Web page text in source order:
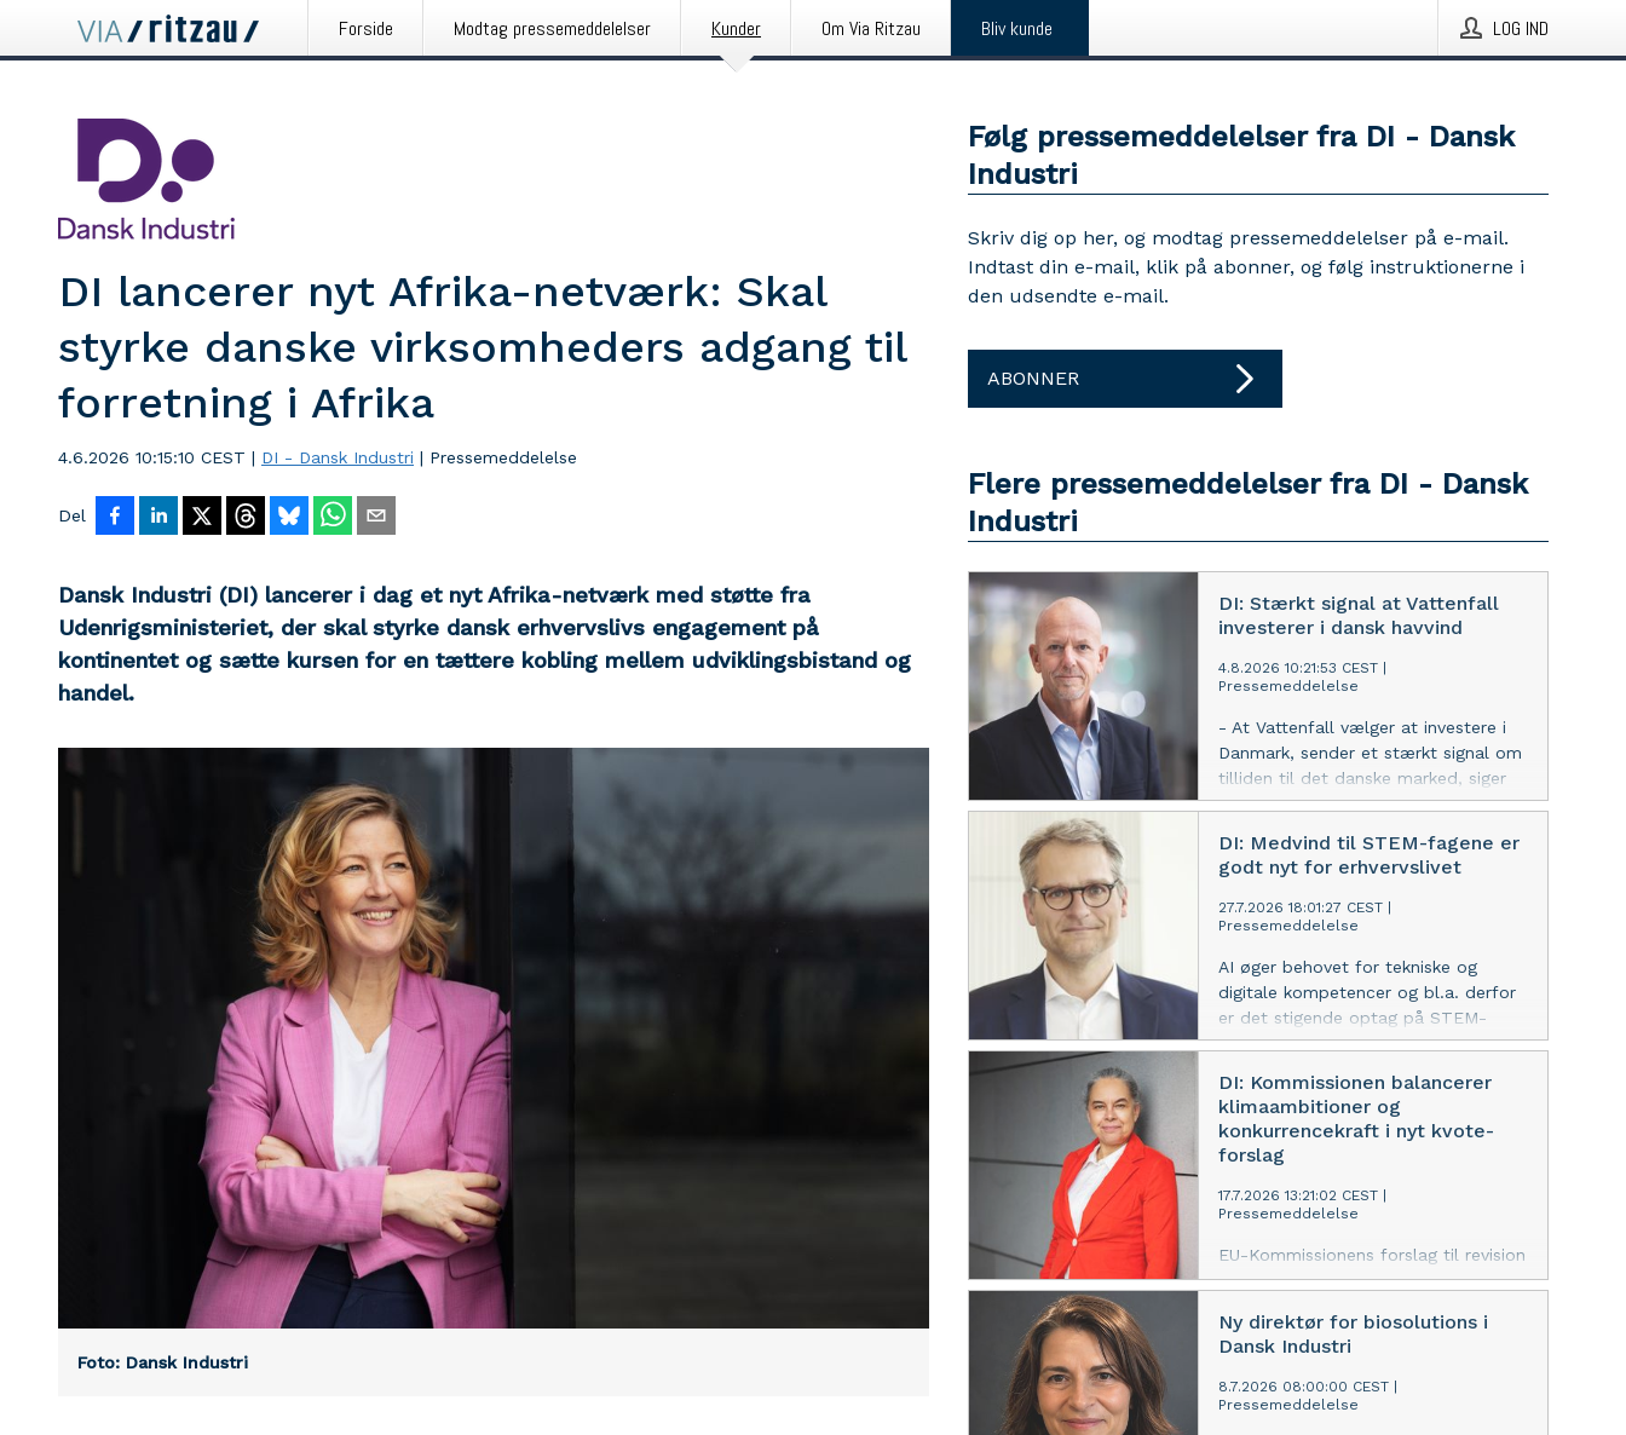
Forside Modtag pressemeddelelser Kunder Om Via Ritzau Bliv kunde LOG IND
DI lancerer nyt Afrika-netværk: Skal
styrke danske virksomheders adgang til
forretning i Afrika
4.6.2026 10:15:10 CEST | DI - Dansk Industri | Pressemeddelelse
Del
Dansk Industri (DI) lancerer i dag et nyt Afrika-netværk med støtte fra
Udenrigsministeriet, der skal styrke dansk erhvervslivs engagement på
kontinentet og sætte kursen for en tættere kobling mellem udviklingsbistand og
handel.
Foto: Dansk Industri
Følg pressemeddelelser fra DI - Dansk
Industri
Skriv dig op her, og modtag pressemeddelelser på e-mail.
Indtast din e-mail, klik på abonner, og følg instruktionerne i
den udsendte e-mail.
ABONNER
Flere pressemeddelelser fra DI - Dansk
Industri
DI: Stærkt signal at Vattenfall
investerer i dansk havvind
4.8.2026 10:21:53 CEST
Pressemeddelelse
- At Vattenfall vælger at investere i
Danmark, sender et stærkt signal om
tilliden til det danske marked, siger
Troels Ranis, vicedirektør i DI.
DI: Medvind til STEM-fagene er
godt nyt for erhvervslivet
27.7.2026 18:01:27 CEST
Pressemeddelelse
AI øger behovet for tekniske og
digitale kompetencer og bl.a. derfor
er det stigende optag på STEM-
uddannelserne uden
virksomhedernes innovation og
konkurrencekraft, mener DI’s
underdirektør.
DI: Kommissionen balancerer
klimaambitioner og
konkurrencekraft i nyt kvote-
forslag
17.7.2026 13:21:02 CEST
Pressemeddelelse
EU-Kommissionens forslag til revision
af EU's CO2-kvotesystem (ETS)
virksomheder, der de kommende år
skal investere milliarder i den grønne
omstilling og deres langsigtede
konkurrencekraft, lyder det fra DI.
Ny direktør for biosolutions i
Dansk Industri
8.7.2026 08:00:00 CEST
Pressemeddelelse